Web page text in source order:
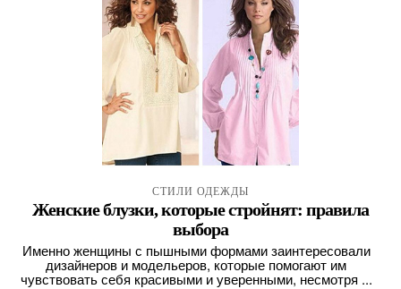
СТИЛИ ОДЕЖДЫ
Женские блузки, которые стройнят: правила
выбора
Именно женщины с пышными формами заинтересовали
дизайнеров и модельеров, которые помогают им
чувствовать себя красивыми и уверенными, несмотря ...